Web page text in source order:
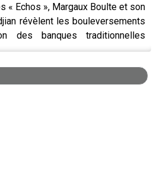
« Echos », Margaux Boulte et son
révèlent les bouleversements
des banques traditionnelles